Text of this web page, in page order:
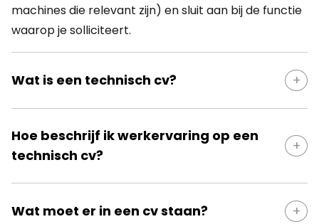
machines die relevant zijn) en sluit aan bij de functie
waarop je solliciteert.
Wat is een technisch cv?
technische functies. Naast contactgegevens en
werkervaring ligt de focus vooral op technische
technisch kunt.
Hoe beschrijf ik werkervaring op een
technisch cv?
functietitel, bedrijfsnaam en periode. Gebruik korte
Wat moet er in een cv staan?